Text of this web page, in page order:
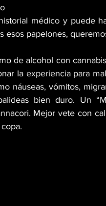
médico y puede
esos papelones,
de alcohol con
la experiencia para
náuseas, vómitos,
bien duro. Un
Mejor vete con